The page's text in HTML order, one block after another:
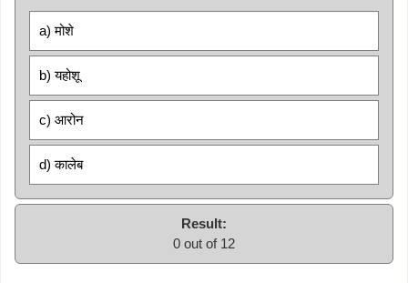
a) मोशे
b) यहोशू
c) आरोन
d) कालेब
Result:
0 out of 12